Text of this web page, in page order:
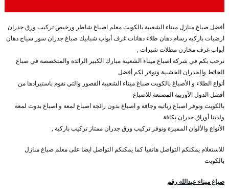
أفضل صباغ منازل ميناء الشعيبة بالكويت معلم اصباغ شاطر ورخيص تركيب ورق جدران
ارضيات باركيه رسام دهان طلاء دهانات غرف أبواب شبابيك صباغ جدران سور سياج دهان
أبواب غرف مخازن مظلات شبرات ,
نرحب بكم في شركة اصباغ ميناء الشعيبة مبارك الكبير الرائدة والمتخصصة في صباغ
الحائط والجدران الخشبية ونوفر لكم أفضل
أنواع الطلاء و الأصباغ بالكويت صباغ ميناء الشعيبة القصور والتي نقوم باستيرادها من
أفضل الدول الأوربية المصنعة للاصباغ
بالكويت ونوفر اصباغ زياتيه وجافة و اصباغ بدون رائجة اصباع لمعة و اصباغ بدوت لمعة
ولدينا أوراق جدران بكافة
الأنواع والألوان المميزة ونوفر تركيب ورق جدران ممتاز تركيب باركية ,
للاستعلام يمكنكم التواصل هاتفيا كما يمكنكم التواصل ايضا على معلم صباغ منازل
بالكويت
صباغ ميناء عبدالله رقم